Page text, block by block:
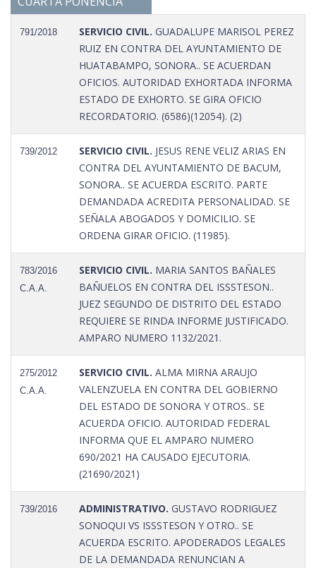
791/2018 SERVICIO CIVIL. GUADALUPE MARISOL PEREZ
RUIZ EN CONTRA DEL AYUNTAMIENTO DE
HUATABAMPO, SONORA.. SE ACUERDAN
OFICIOS. AUTORIDAD EXHORTADA INFORMA
ESTADO DE EXHORTO. SE GIRA OFICIO
RECORDATORIO. (6586)(12054). (2)
739/2012 SERVICIO CIVIL. JESUS RENE VELIZ ARIAS EN
CONTRA DEL AYUNTAMIENTO DE BACUM,
SONORA.. SE ACUERDA ESCRITO. PARTE
DEMANDADA ACREDITA PERSONALIDAD. SE
SEÑALA ABOGADOS Y DOMICILIO. SE
ORDENA GIRAR OFICIO. (11985).
783/2016
C.A.A.
SERVICIO CIVIL. MARIA SANTOS BAÑALES
BAÑUELOS EN CONTRA DEL ISSSTESON..
JUEZ SEGUNDO DE DISTRITO DEL ESTADO
REQUIERE SE RINDA INFORME JUSTIFICADO.
AMPARO NUMERO 1132/2021.
275/2012
C.A.A.
SERVICIO CIVIL. ALMA MIRNA ARAUJO
VALENZUELA EN CONTRA DEL GOBIERNO
DEL ESTADO DE SONORA Y OTROS.. SE
ACUERDA OFICIO. AUTORIDAD FEDERAL
INFORMA QUE EL AMPARO NUMERO
690/2021 HA CAUSADO EJECUTORIA.
(21690/2021)
739/2016 ADMINISTRATIVO. GUSTAVO RODRIGUEZ
SONOQUI VS ISSSTESON Y OTRO.. SE
ACUERDA ESCRITO. APODERADOS LEGALES
DE LA DEMANDADA RENUNCIAN A